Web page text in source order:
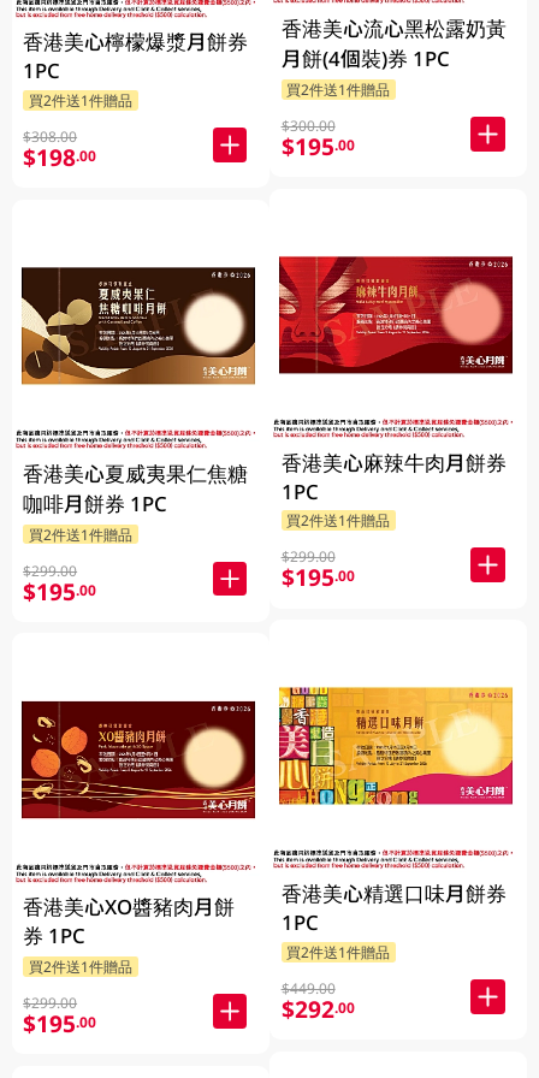
香港美心檸檬爆漿月餅券
1PC
買2件送1件贈品
$308.00
$198.00
香港美心夏威夷果仁焦糖
咖啡月餅券 1PC
買2件送1件贈品
$299.00
$195.00
香港美心XO醬豬肉月餅
券 1PC
買2件送1件贈品
$299.00
$195.00
香港美心流心黑松露奶黃
月餅(4個裝)券 1PC
買2件送1件贈品
$300.00
$195.00
香港美心麻辣牛肉月餅券
1PC
買2件送1件贈品
$299.00
$195.00
香港美心精選口味月餅券
1PC
買2件送1件贈品
$449.00
$292.00